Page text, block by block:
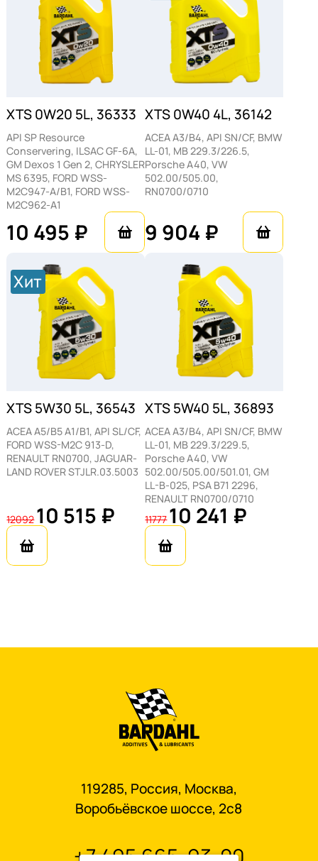
XTS 0W20 5L, 36333
API SP Resource
Conservering, ILSAC GF-6A,
GM Dexos 1 Gen 2, CHRYSLER
MS 6395, FORD WSS-
M2C947-A/B1, FORD WSS-
M2C962-A1
10 495 ₽
XTS 0W40 4L, 36142
ACEA A3/B4, API SN/CF, BMW
LL-01, MB 229.3/226.5,
Porsche A40, VW
502.00/505.00,
RN0700/0710
9 904 ₽
Хит
XTS 5W30 5L, 36543
ACEA A5/B5 A1/B1, API SL/CF,
FORD WSS-M2C 913-D,
RENAULT RN0700, JAGUAR-
LAND ROVER STJLR.03.5003
1209210 515 ₽
XTS 5W40 5L, 36893
ACEA A3/B4, API SN/CF, BMW
LL-01, MB 229.3/229.5,
Porsche A40, VW
502.00/505.00/501.01, GM
LL-B-025, PSA B71 2296,
RENAULT RN0700/0710
1177710 241 ₽
119285, Россия, Москва,
Воробьёвское шоссе, 2с8